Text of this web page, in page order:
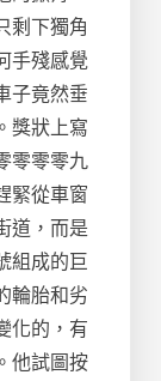
剩下獨角
手殘感覺
子竟然垂
獎狀上寫
零零零九
緊從車窗
道，而是
組成的巨
輪胎和劣
化的，有
他試圖按